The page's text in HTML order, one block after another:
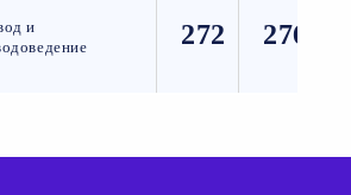
и
272 276